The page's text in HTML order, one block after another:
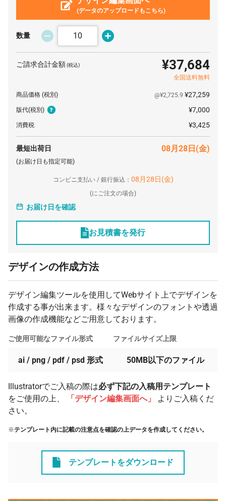
160 個 ¥553
170 個 ¥543 ¥7,700 ¥100,127
180 個 ¥7,700 ¥104,698
500 個 ¥259,160
(データのアップロードもこちら)
数量
ご請求合計金額(税込) ¥37,684
全国送料無料
商品価格 (税別) @¥2,725.9 ¥27,259
版代(税別) ¥7,000
消費税 ¥3,425
最短出荷日 08月28日(金)
(お届け日も指定可能)
コンビニ支払い / 銀行振込： 08月28日(金)
(にご注文の場合)
お届け日を確認
お見積書を発行
デザインの作成方法
デザイン編集ツールを使用してWebサイト上でデザインを
作成する事が出来ます。様々なデザインのフォントや透過
画像の作成機能などご用意しております。
ご使用可能なファイル形式
ai / png / pdf / psd 形式
ファイルサイズ上限
50MB以下のファイル
Illustratorでご入稿の際は必ず下記の入稿用テンプレート
をご使用の上、
「デザイン編集画面へ」
よりご入稿くだ
さい。
※テンプレート内に記載の注意点を確認の上データを作成してください。
テンプレートをダウンロード